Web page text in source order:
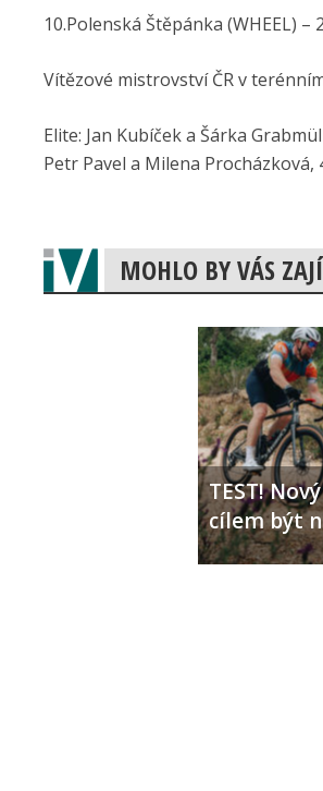
10.Polenská Štěpánka (WHEEL) –
Vítězové mistrovství ČR v
Elite: Jan Kubíček a Šárka
Petr Pavel a Milena Procházková,
MOHLO BY VÁS
TEST!
cílem být